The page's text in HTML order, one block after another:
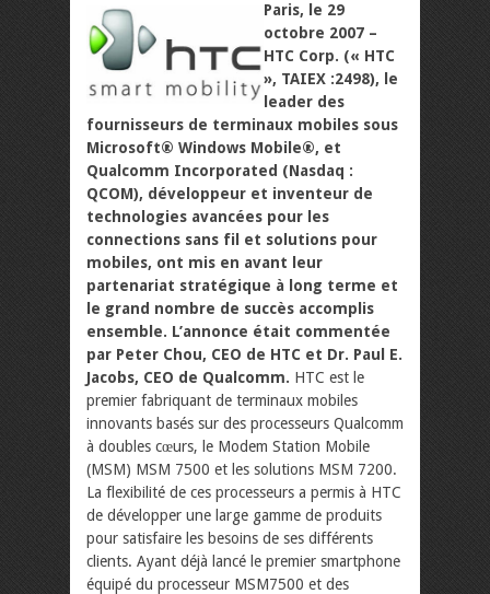
Paris, le 29
octobre 2007 –
HTC Corp. (« HTC
», TAIEX :2498), le
leader des
fournisseurs de terminaux mobiles sous
Microsoft® Windows Mobile®, et
Qualcomm Incorporated (Nasdaq :
QCOM), développeur et inventeur de
technologies avancées pour les
connections sans fil et solutions pour
mobiles, ont mis en avant leur
partenariat stratégique à long terme et
le grand nombre de succès accomplis
ensemble. L’annonce était commentée
par Peter Chou, CEO de HTC et Dr. Paul E.
Jacobs, CEO de Qualcomm. HTC est le
premier fabriquant de terminaux mobiles
innovants basés sur des processeurs Qualcomm
à doubles cœurs, le Modem Station Mobile
(MSM) MSM 7500 et les solutions MSM 7200.
La flexibilité de ces processeurs a permis à HTC
de développer une large gamme de produits
pour satisfaire les besoins de ses différents
clients. Ayant déjà lancé le premier smartphone
équipé du processeur MSM7500 et des